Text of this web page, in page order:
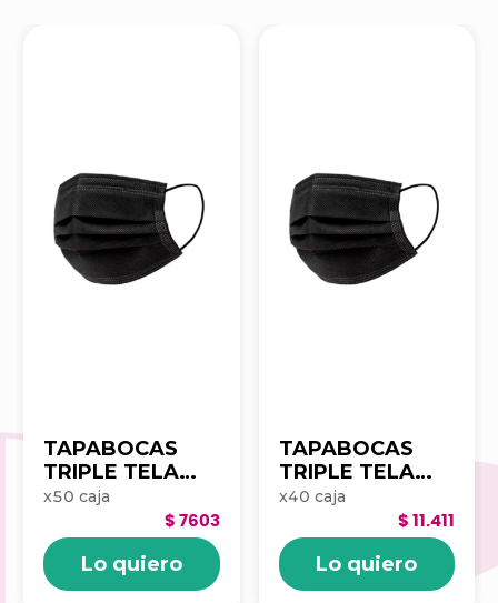
TAPABOCAS
TRIPLE TELA
NEGRO CLAY
CAJAX50UND
3010407
x50 caja
$ 7603
Lo quiero
TAPABOCAS
TRIPLE TELA
NEGRO CLAY
INDIVIDUAL
CAJAX50UND
3011037
x40 caja
$ 11.411
Lo quiero